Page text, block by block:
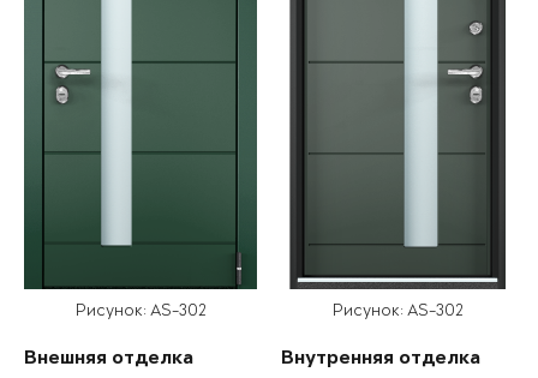
Рисунок: AS-302
Внешняя отделка
Рисунок: AS-302
Внутренняя отделка